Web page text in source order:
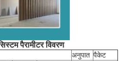
पैरामीटर विवरण
अनुपात पैकेट